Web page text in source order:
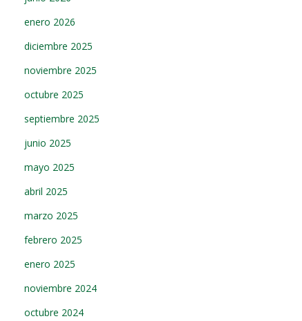
enero 2026
diciembre 2025
noviembre 2025
octubre 2025
septiembre 2025
junio 2025
mayo 2025
abril 2025
marzo 2025
febrero 2025
enero 2025
noviembre 2024
octubre 2024